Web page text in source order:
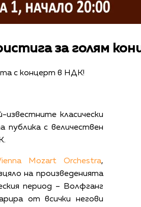
за голям
с концерт в НДК!
класически
публика с величествен
Mozart Orchestra,
на произведенията
период – Волфганг
от всички негови